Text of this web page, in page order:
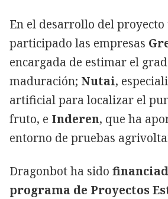
En el desarrollo del
participado las empresas
encargada de estimar el
maduración; Nutai,
artificial para localizar el
fruto, e Inderen, que ha
entorno de pruebas
Dragonbot ha sido
programa de Proyectos